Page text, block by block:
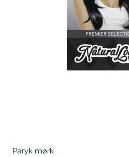
Paryk mørk